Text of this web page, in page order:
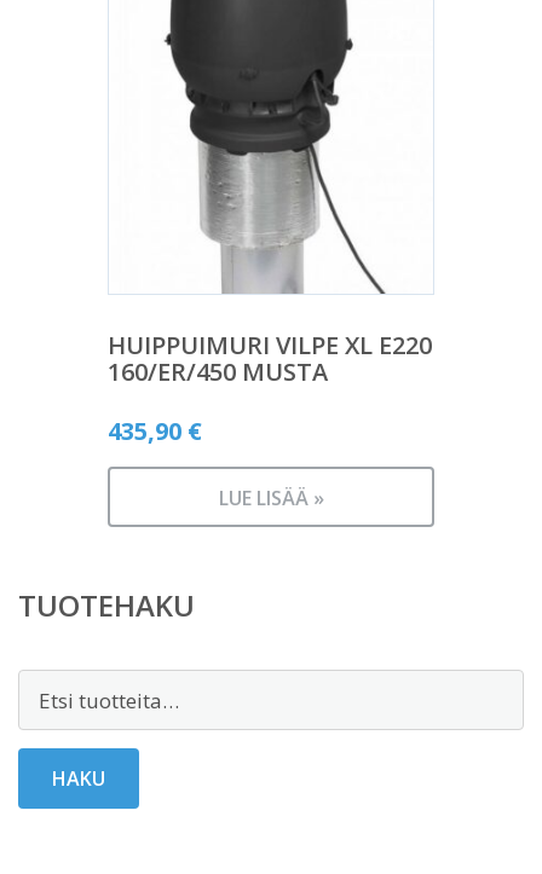
HUIPPUIMURI VILPE XL E220
160/ER/450 MUSTA
435,90 €
LUE LISÄÄ »
TUOTEHAKU
HAKU